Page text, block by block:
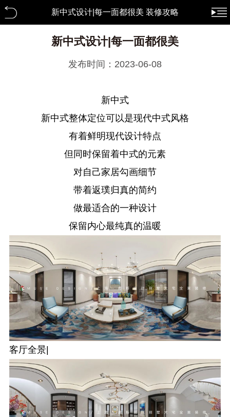
新中式设计|每一面都很美 装修攻略
新中式设计|每一面都很美
发布时间：2023-06-08
新中式
新中式整体定位可以是现代中式风格
有着鲜明现代设计特点
但同时保留着中式的元素
对自己家居勾画细节
带着返璞归真的简约
做最适合的一种设计
保留内心最纯真的温暖
客厅全景|